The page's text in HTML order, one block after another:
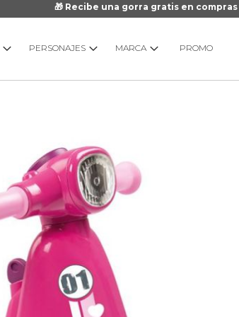
🎁 Recibe una gorra gratis en compras
PERSONAJES MARCA PROMO